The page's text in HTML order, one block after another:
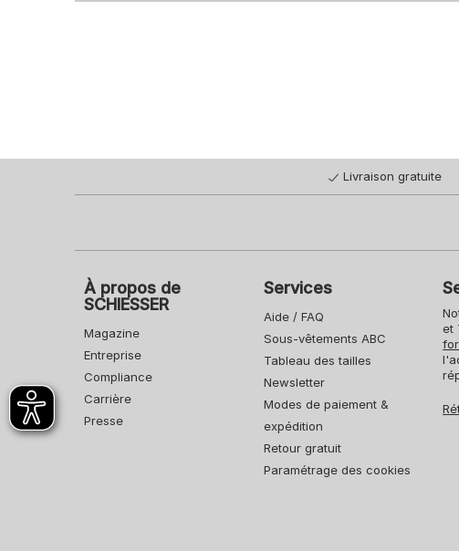
Livraison gratuite
À propos de
SCHIESSER
Magazine
Entreprise
Compliance
Carrière
Presse
Services
Aide / FAQ
Sous-vêtements ABC
Tableau des tailles
Newsletter
Modes de paiement &
expédition
Retour gratuit
Paramétrage des cookies
et